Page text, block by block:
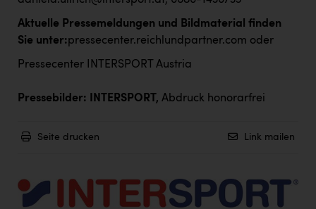
Aktuelle Pressemeldungen und Bildmaterial finden
Sie unter:pressecenter.reichlundpartner.com oder
Pressecenter INTERSPORT Austria
Pressebilder: INTERSPORT, Abdruck honorarfrei
Seite drucken Link mailen